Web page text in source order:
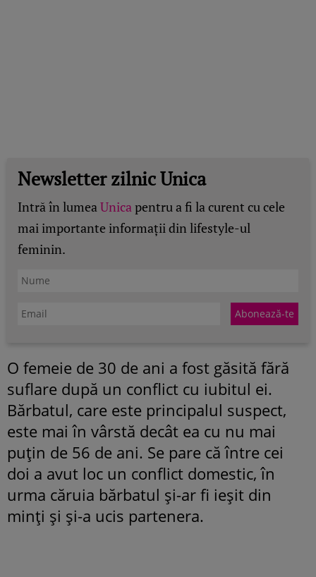
Newsletter zilnic Unica
Intră în lumeaUnicapentru a fi la curent cu cele
mai importante informații din lifestyle-ul
feminin.
O femeie de 30 de ani a fost găsită fără
suflare după un conflict cu iubitul ei.
Bărbatul, care este principalul suspect,
este mai în vârstă decât ea cu nu mai
puțin de 56 de ani. Se pare că între cei
doi a avut loc un conflict domestic, în
urma căruia bărbatul și-ar fi ieșit din
minți și și-a ucis partenera.